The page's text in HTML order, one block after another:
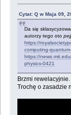
Cytat: Q w Maja 09,
Da się
autorzy tego oto
https://
computing-
https://
physics-0421
Brzmi rewelacyjnie.
Trochę o zasadzie